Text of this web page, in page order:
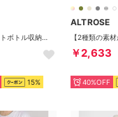
15%
ALTROSE
￥2,633
40%OFF